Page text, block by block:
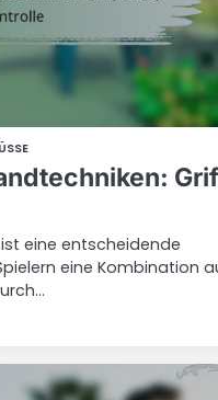
eine entscheidende
eine Kombination